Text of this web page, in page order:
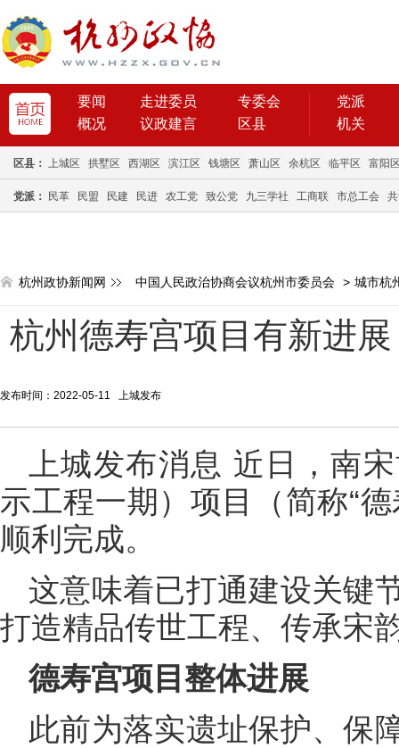
要闻 走进委员
专委会
概况
议政建言 区县
党派
机关
区县： 上城区 拱墅区 西湖区 滨江区 钱塘区 萧山区 余杭区 临平区 富阳
党派： 民革 民盟 民建 民进 农工党 致公党 九三学社 工商联 市总工会
杭州政协新闻网 中国人民政治协商会议杭州市委员会 > 城市杭
杭州德寿宫项目有新进
发布时间：2022-05-11 上城发布
上城发布消息 近日，南
示工程一期）项目（简称“
顺利完成。
这意味着已打通建设关键
打造精品传世工程、传承宋
德寿宫项目整体进展
此前为落实遗址保护、保